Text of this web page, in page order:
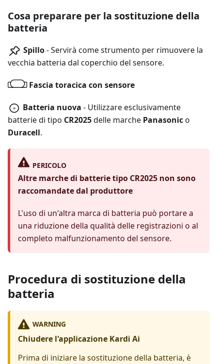
Cosa preparare per la sostituzione della
batteria
Spillo- Servirà come strumento per rimuovere la
vecchia batteria dal coperchio del sensore.
Fascia toracica con sensore
Batteria nuova - Utilizzare esclusivamente
batterie di tipo CR2025delle marche Panasonico
Duracell.
PERICOLO
Altre marche di batterie tipo CR2025 non sono
raccomandate dal produttore
L'uso di un'altra marca di batteria può portare a
una riduzione della qualità delle registrazioni o al
completo malfunzionamento del sensore.
Procedura di sostituzione della
batteria
WARNING
Chiudere l'applicazione Kardi Ai
Prima di iniziare la sostituzione della batteria, è